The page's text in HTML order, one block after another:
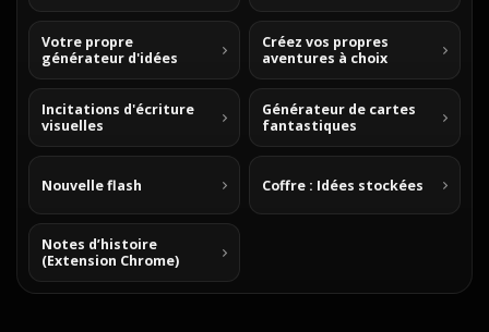
Votre propre
générateur d'idées
Créez vos propres
aventures à choix
Incitations d'écriture
visuelles
Générateur de cartes
fantastiques
Nouvelle flash Coffre : Idées stockées
Notes d’histoire
(Extension Chrome)